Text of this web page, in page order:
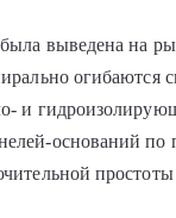
выведена на
и
оснований